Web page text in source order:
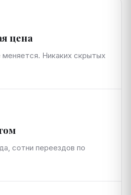
цена
Никаких скрытых
сотни переездов по